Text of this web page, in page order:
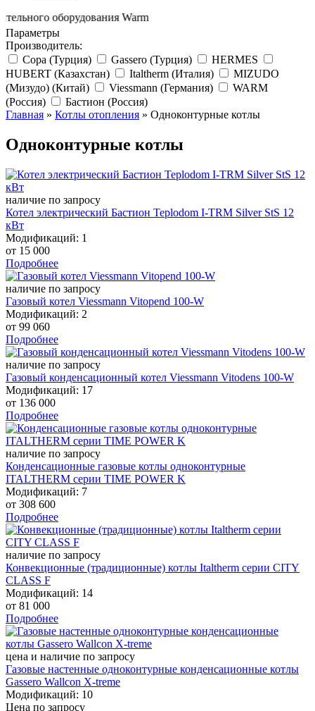
оборудования Warm
Параметры
Производитель:
Copa (Турция)
Gassero (Турция)
HERMES
HUBERT (Казахстан)
Italtherm (Италия)
MIZUDO
(Мизудо) (Китай)
Viessmann (Германия)
WARM
(Россия)
Бастион (Россия)
Главная » Котлы отопления » Одноконтурные котлы
Одноконтурные котлы
наличие по запросу
Котел электрический Бастион Teplodom I-TRM Silver StS 12
кВт
Модификаций: 1
от 15 000
Подробнее
наличие по запросу
Газовый котел Viessmann Vitopend 100-W
Модификаций: 2
от 99 060
Подробнее
наличие по запросу
Газовый конденсационный котел Viessmann Vitodens 100-W
Модификаций: 17
от 136 000
Подробнее
наличие по запросу
Конденсационные газовые котлы одноконтурные
ITALTHERM серии TIME POWER K
Модификаций: 7
от 308 600
Подробнее
наличие по запросу
Конвекционные (традиционные) котлы Italtherm серии CITY
CLASS F
Модификаций: 14
от 81 000
Подробнее
цена и наличие по запросу
Газовые настенные одноконтурные конденсационные котлы
Gassero Wallcon X-treme
Модификаций: 10
Цена по запросу